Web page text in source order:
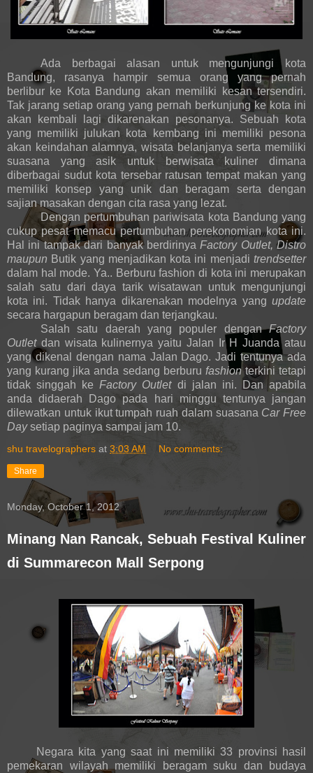
Ada berbagai alasan untuk mengunjungi kota
Bandung, rasanya hampir semua orang yang pernah
berlibur ke Kota Bandung akan memiliki kesan tersendiri.
Tak jarang setiap orang yang pernah berkunjung ke kota ini
akan kembali lagi dikarenakan pesonanya. Sebuah kota
yang memiliki julukan kota kembang ini memiliki pesona
akan keindahan alamnya, wisata belanjanya serta memiliki
suasana yang asik untuk berwisata kuliner dimana
diberbagai sudut kota tersebar ratusan tempat makan yang
memiliki konsep yang unik dan beragam serta dengan
sajian masakan dengan cita rasa yang lezat.
Dengan pertumbuhan pariwisata kota Bandung yang
cukup pesat memacu pertumbuhan perekonomian kota ini.
Hal ini tampak dari banyak berdirinyaFactory Outlet, Distro
maupun Butik yang menjadikan kota ini menjaditrendsetter
dalam hal mode. Ya.. Berburu fashion di kota ini merupakan
salah satu dari daya tarik wisatawan untuk mengunjungi
kota ini. Tidak hanya dikarenakan modelnya yang update
secara hargapun beragam dan terjangkau.
Salah satu daerah yang populer denganFactory
Outletdan wisata kulinernya yaitu Jalan Ir H Juanda atau
yang dikenal dengan nama Jalan Dago. Jadi tentunya ada
yang kurang jika anda sedang berburu fashionterkini tetapi
tidak singgah keFactory Outletdi jalan ini. Dan apabila
anda didaerah Dago pada hari minggu tentunya jangan
dilewatkan untuk ikut tumpah ruah dalam suasana Car Free
Daysetiap paginya sampai jam 10.
shu travelographers at 3:03 AM No comments:
Share
Monday, October 1, 2012
Minang Nan Rancak, Sebuah Festival Kuliner
di Summarecon Mall Serpong
Negara kita yang saat ini memiliki 33 provinsi hasil
pemekaran wilayah memiliki beragam suku dan budaya